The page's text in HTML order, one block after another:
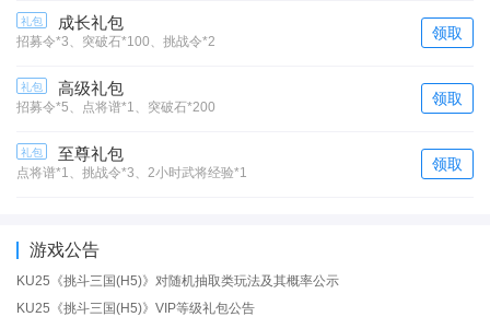
礼包 成长礼包
招募令*3、突破石*100、挑战令*2 领取
礼包 高级礼包
招募令*5、点将谱*1、突破石*200 领取
礼包 至尊礼包
点将谱*1、挑战令*3、2小时武将经验*1 领取
游戏公告
KU25《挑斗三国(H5)》对随机抽取类玩法及其概率公示
KU25《挑斗三国(H5)》VIP等级礼包公告